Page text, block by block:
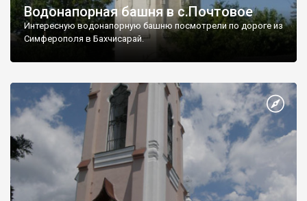
Водонапорная башня в с.Почтовое
Интересную водонапорную башню посмотрели по дороге из
Симферополя в Бахчисарай.